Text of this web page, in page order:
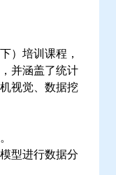
）培训课程，
并涵盖了统计
视觉、数据挖
型进行数据分